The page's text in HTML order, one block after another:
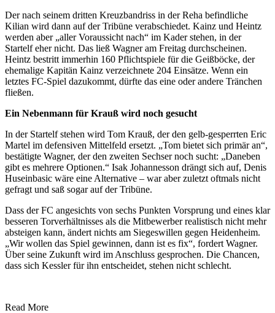
Der nach seinem dritten Kreuzbandriss in der Reha befindliche
Kilian wird dann auf der Tribüne verabschiedet. Kainz und Heintz
werden aber „aller Voraussicht nach“ im Kader stehen, in der
Startelf eher nicht. Das ließ Wagner am Freitag durchscheinen.
Heintz bestritt immerhin 160 Pflichtspiele für die Geißböcke, der
ehemalige Kapitän Kainz verzeichnete 204 Einsätze. Wenn ein
letztes FC-Spiel dazukommt, dürfte das eine oder andere Tränchen
fließen.
Ein Nebenmann für Krauß wird noch gesucht
In der Startelf stehen wird Tom Krauß, der den gelb-gesperrten Eric
Martel im defensiven Mittelfeld ersetzt. „Tom bietet sich primär an“,
bestätigte Wagner, der den zweiten Sechser noch sucht: „Daneben
gibt es mehrere Optionen.“ Isak Johannesson drängt sich auf, Denis
Huseinbasic wäre eine Alternative – war aber zuletzt oftmals nicht
gefragt und saß sogar auf der Tribüne.
Dass der FC angesichts von sechs Punkten Vorsprung und eines klar
besseren Torverhältnisses als die Mitbewerber realistisch nicht mehr
absteigen kann, ändert nichts am Siegeswillen gegen Heidenheim.
„Wir wollen das Spiel gewinnen, dann ist es fix“, fordert Wagner.
Über seine Zukunft wird im Anschluss gesprochen. Die Chancen,
dass sich Kessler für ihn entscheidet, stehen nicht schlecht.
Read More